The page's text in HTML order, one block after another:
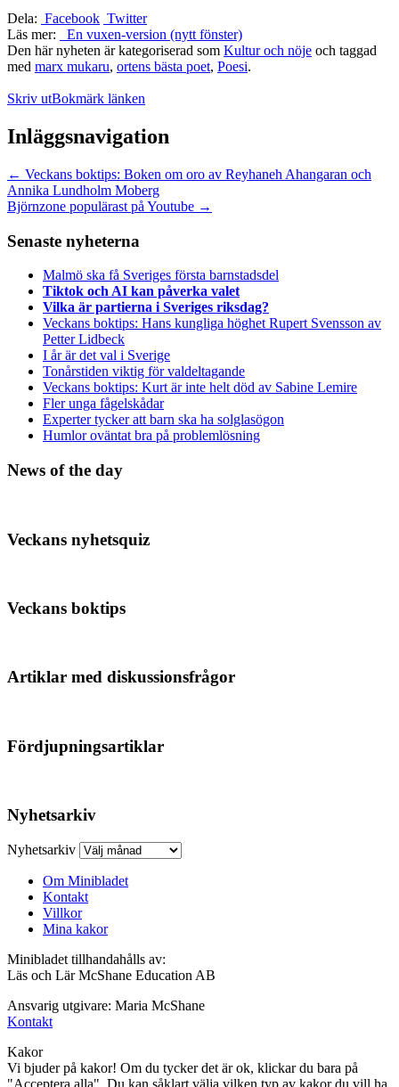
Dela: Facebook Twitter
Läs mer:
En vuxen-version (nytt fönster)
Den här nyheten är kategoriserad som Kultur och nöje och taggad
med marx mukaru, ortens bästa poet, Poesi.
Skriv utBokmärk länken
Inläggsnavigation
← Veckans boktips: Boken om oro av Reyhaneh Ahangaran och
Annika Lundholm Moberg
Björnzone populärast på Youtube →
Senaste nyheterna
Malmö ska få Sveriges första barnstadsdel
Tiktok och AI kan påverka valet
Vilka är partierna i Sveriges riksdag?
Veckans boktips: Hans kungliga höghet Rupert Svensson av
Petter Lidbeck
I år är det val i Sverige
Tonårstiden viktig för valdeltagande
Veckans boktips: Kurt är inte helt död av Sabine Lemire
Fler unga fågelskådar
Experter tycker att barn ska ha solglasögon
Humlor oväntat bra på problemlösning
News of the day
Veckans nyhetsquiz
Veckans boktips
Artiklar med diskussionsfrågor
Fördjupningsartiklar
Nyhetsarkiv
Nyhetsarkiv
Om Minibladet
Kontakt
Villkor
Mina kakor
Minibladet tillhandahålls av:
Läs och Lär McShane Education AB
Ansvarig utgivare: Maria McShane
Kontakt
Kakor
Vi bjuder på kakor! Om du tycker det är ok, klickar du bara på
"Acceptera alla". Du kan såklart välja vilken typ av kakor du vill ha